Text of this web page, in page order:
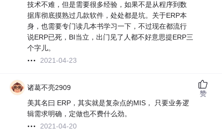
技术不难，但是需要很多经验，如果不是从程序到数
据库彻底摸熟过几款软件，处处都是坑。关于ERP本
身，也需要专门读几本书学习一下，不过现在都流行
说ERP已死，BI当立，出门见了人都不好意思提ERP三
个字儿。
2021-04-23
诸葛不亮2909
美其名曰 ERP，其实就是复杂点的MIS， 只要业务逻
辑需求明确，定做也不费什么劲。
2021-04-20
赞